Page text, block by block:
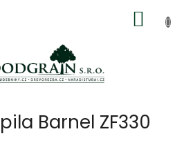
Barnel ZF330